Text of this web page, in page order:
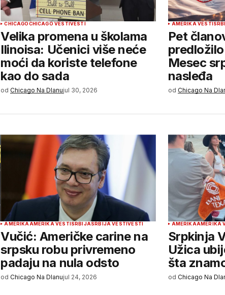
CHICAGOCHICAGO VESTIVESTI
Velika promena u školama
Ilinoisa: Učenici više neće
moći da koriste telefone
kao do sada
od Chicago Na Dlanujul 30, 2026
AMERIKA VESTI
Pet
Mesec
nasleđa
od Chicago Na
AMERIKAAMERIKA VESTISRBIJASRBIJA VESTIVESTI
Vučić: Američke carine na
srpsku robu privremeno
padaju na nula odsto
od Chicago Na Dlanujul 24, 2026
AMERIKAAMERIKA
Srpkinja
Užica
šta
od Chicago Na